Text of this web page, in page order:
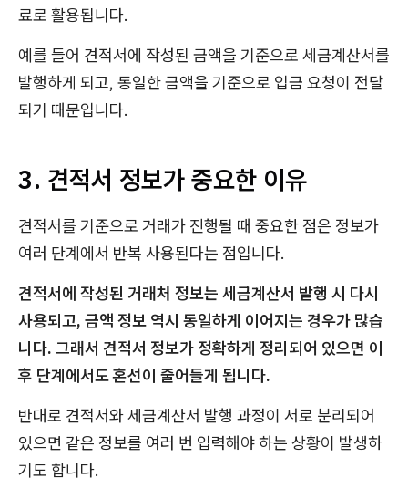
료로 활용됩니다.
예를 들어 견적서에 작성된 금액을 기준으로 세금계산서를
발행하게 되고, 동일한 금액을 기준으로 입금 요청이 전달
되기 때문입니다.
3. 견적서 정보가 중요한 이유
견적서를 기준으로 거래가 진행될 때 중요한 점은 정보가
여러 단계에서 반복 사용된다는 점입니다.
견적서에 작성된 거래처 정보는 세금계산서 발행 시 다시
사용되고, 금액 정보 역시 동일하게 이어지는 경우가 많습
니다. 그래서 견적서 정보가 정확하게 정리되어 있으면 이
후 단계에서도 혼선이 줄어들게 됩니다.
반대로 견적서와 세금계산서 발행 과정이 서로 분리되어
있으면 같은 정보를 여러 번 입력해야 하는 상황이 발생하
기도 합니다.